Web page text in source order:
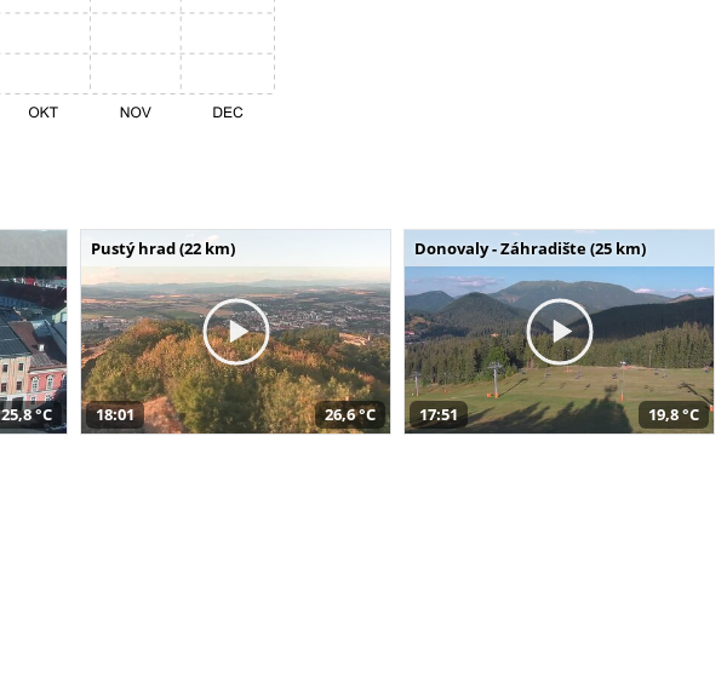
25,8 °C
Pustý hrad (22 km)
18:01 26,6 °C
Donovaly - Záhradište (25 km)
17:51 19,8 °C